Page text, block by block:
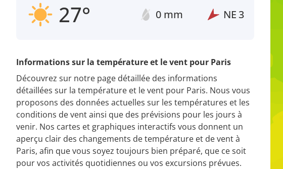
27° 0 mm NE3
Informations sur la température et le vent pour Paris
Découvrez sur notre page détaillée des informations
détaillées sur la température et le vent pour Paris. Nous vous
proposons des données actuelles sur les températures et les
conditions de vent ainsi que des prévisions pour les jours à
venir. Nos cartes et graphiques interactifs vous donnent un
aperçu clair des changements de température et de vent à
Paris, afin que vous soyez toujours bien préparé, que ce soit
pour vos activités quotidiennes ou vos excursions prévues.